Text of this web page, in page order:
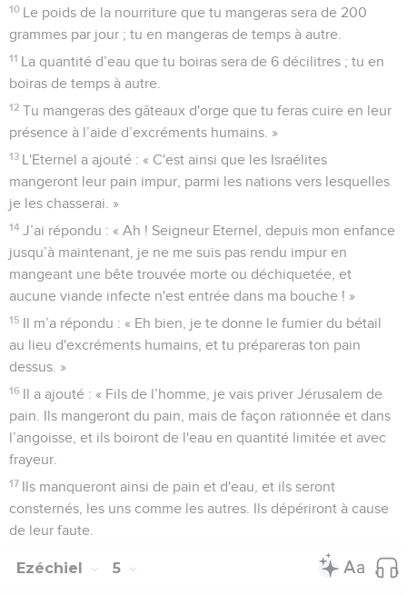
10 Le poids de la nourriture que tu mangeras sera de 200
grammes par jour ; tu en mangeras de temps à autre.
11 La quantité d’eau que tu boiras sera de 6 décilitres ; tu en
boiras de temps à autre.
12 Tu mangeras des gâteaux d'orge que tu feras cuire en leur
présence à l’aide d’excréments humains. »
13 L'Eternel a ajouté : « C'est ainsi que les Israélites
mangeront leur pain impur, parmi les nations vers lesquelles
je les chasserai. »
14 J’ai répondu : « Ah ! Seigneur Eternel, depuis mon enfance
jusqu’à maintenant, je ne me suis pas rendu impur en
mangeant une bête trouvée morte ou déchiquetée, et
aucune viande infecte n'est entrée dans ma bouche ! »
15 Il m’a répondu : « Eh bien, je te donne le fumier du bétail
au lieu d'excréments humains, et tu prépareras ton pain
dessus. »
16 Il a ajouté : « Fils de l’homme, je vais priver Jérusalem de
pain. Ils mangeront du pain, mais de façon rationnée et dans
l’angoisse, et ils boiront de l'eau en quantité limitée et avec
frayeur.
17 Ils manqueront ainsi de pain et d'eau, et ils seront
consternés, les uns comme les autres. Ils dépériront à cause
de leur faute.
Ezéchiel 5